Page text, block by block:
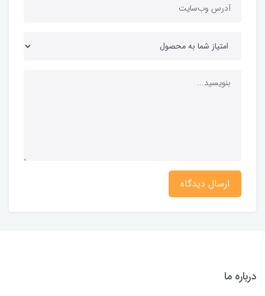
ارسال دیدگاه
درباره ما